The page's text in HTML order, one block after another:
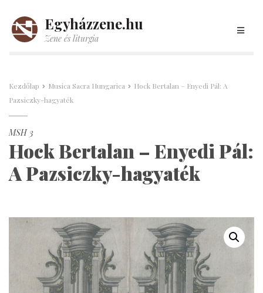
Egyházzene.hu
Zene és liturgia
Kezdőlap Musica Sacra Hungarica
Hock Bertalan – Enyedi Pál: A
Pazsiczky-hagyaték
MSH 3
Hock Bertalan – Enyedi Pál:
A Pazsiczky-hagyaték